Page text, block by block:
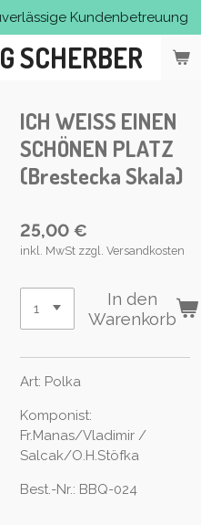
SCHERBER
Kundenbetreuung
ICH WEISS EINEN
SCHÖNEN PLATZ
(Brestecka Skala)
25,00 €
inkl. MwSt zzgl. Versandkosten
In den
Warenkorb
Art: Polka
Komponist:
Fr.Manas/Vladimir /
Salcak/O.H.Stöfka
Best.-Nr.: BBQ-024